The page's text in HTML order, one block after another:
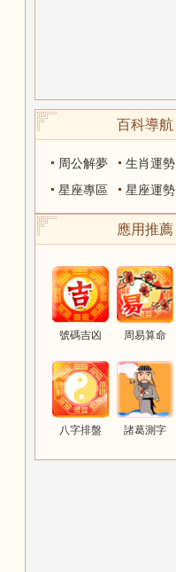
百科導航
周公解夢 生肖運勢
星座專區
星座運勢
應用推薦
號碼吉凶 周易算命
八字排盤 諸葛測字